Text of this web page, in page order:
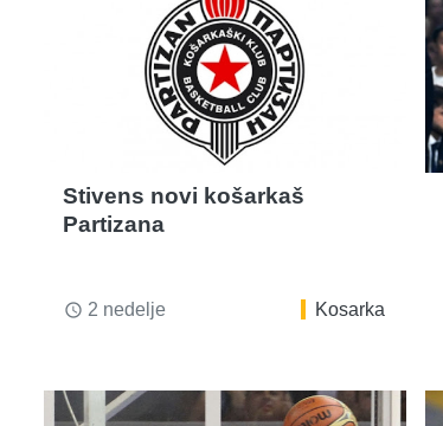
Stivens novi košarkaš
Partizana
access_time 2 nedelje Kosarka